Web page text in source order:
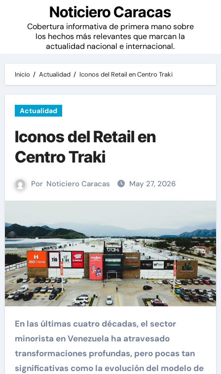
Noticiero Caracas
Cobertura informativa de primera mano sobre
los hechos más relevantes que marcan la
actualidad nacional e internacional.
Inicio Actualidad Iconos del Retail en Centro Traki
Actualidad
Iconos del Retail en
Centro Traki
Por Noticiero Caracas May 27, 2026
En las últimas cuatro décadas, el sector
minorista en Venezuela ha atravesado
transformaciones profundas, pero pocas tan
significativas como la evolución del modelo de